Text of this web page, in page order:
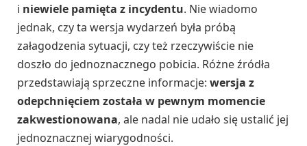
i niewiele pamięta z incydentu. Nie wiadomo
jednak, czy ta wersja wydarzeń była próbą
załagodzenia sytuacji, czy też rzeczywiście nie
doszło do jednoznacznego pobicia. Różne źródła
przedstawiają sprzeczne informacje: wersja z
odepchnięciem została w pewnym momencie
zakwestionowana, ale nadal nie udało się ustalić jej
jednoznacznej wiarygodności.